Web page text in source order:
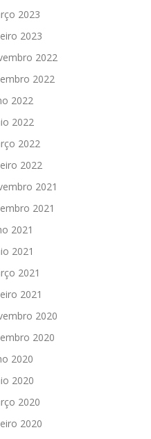
2023
2023
2022
2022
2022
2022
2022
2022
2021
2021
2021
2021
2021
2021
2020
2020
2020
2020
2020
2020